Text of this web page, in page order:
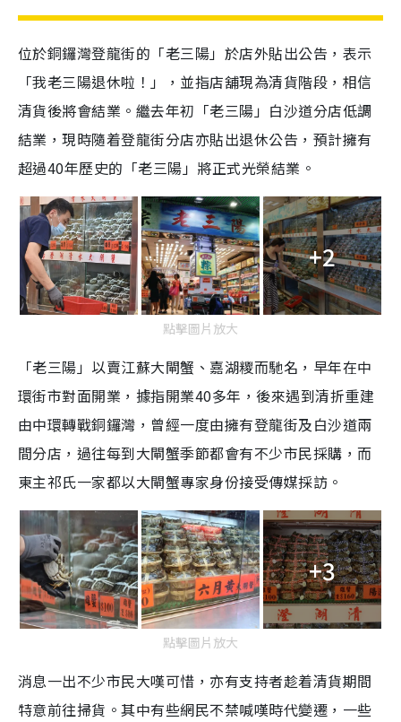
位於銅鑼灣登龍街的「老三陽」於店外貼出公告，表示
「我老三陽退休啦！」，並指店舖現為清貨階段，相信
清貨後將會結業。繼去年初「老三陽」白沙道分店低調
結業，現時隨着登龍街分店亦貼出退休公告，預計擁有
超過40年歷史的「老三陽」將正式光榮結業。
+2
點擊圖片放大
「老三陽」以賣江蘇大閘蟹、嘉湖糭而馳名，早年在中
環街市對面開業，據指開業40多年，後來遇到清折重建
由中環轉戰銅鑼灣，曾經一度由擁有登龍街及白沙道兩
間分店，過往每到大閘蟹季節都會有不少市民採購，而
東主祁氏一家都以大閘蟹專家身份接受傳媒採訪。
+3
點擊圖片放大
消息一出不少市民大嘆可惜，亦有支持者趁着清貨期間
特意前往掃貨。其中有些網民不禁喊嘆時代變遷，一些